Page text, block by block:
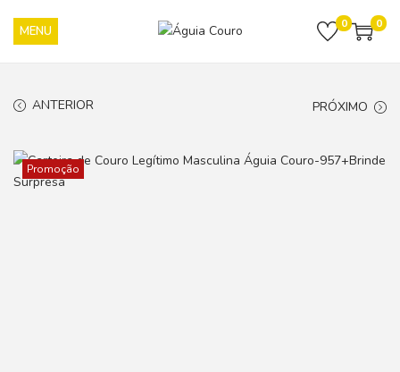
0 0
ANTERIOR PRÓXIMO
Promoção